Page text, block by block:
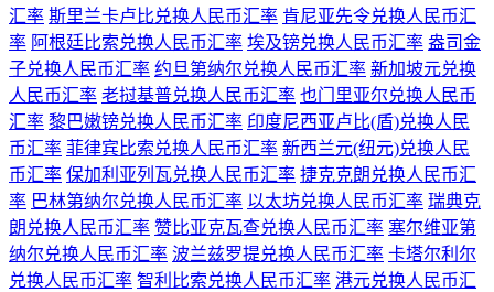
汇率 斯里兰卡卢比兑换人民币汇率 肯尼亚先令兑换人民币汇
率 阿根廷比索兑换人民币汇率 埃及镑兑换人民币汇率 盎司金
子兑换人民币汇率 约旦第纳尔兑换人民币汇率 新加坡元兑换
人民币汇率 老挝基普兑换人民币汇率 也门里亚尔兑换人民币
汇率 黎巴嫩镑兑换人民币汇率 印度尼西亚卢比(盾)兑换人民
币汇率 菲律宾比索兑换人民币汇率 新西兰元(纽元)兑换人民
币汇率 保加利亚列瓦兑换人民币汇率 捷克克朗兑换人民币汇
率 巴林第纳尔兑换人民币汇率 以太坊兑换人民币汇率 瑞典克
朗兑换人民币汇率 赞比亚克瓦查兑换人民币汇率 塞尔维亚第
纳尔兑换人民币汇率 波兰兹罗提兑换人民币汇率 卡塔尔利尔
兑换人民币汇率 智利比索兑换人民币汇率 港元兑换人民币汇